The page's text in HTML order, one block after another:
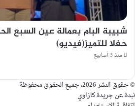
شبيبة البام بعمالة عين السبع
حفلا للتميز(فيديو)
منذ 3 أسابيع
© حقوق النشر 2026، جميع الحقوق محفوظة
نبدة عن جريدة كازاوي